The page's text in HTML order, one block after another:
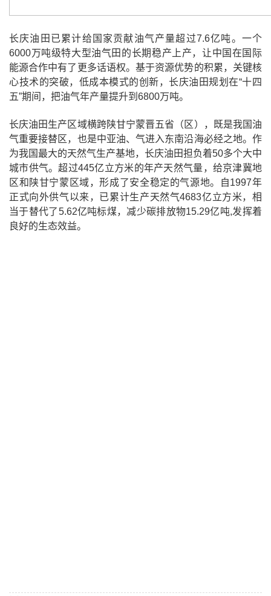
长庆油田已累计给国家贡献油气产量超过7.6亿吨。一个
6000万吨级特大型油气田的长期稳产上产，让中国在国际
能源合作中有了更多话语权。基于资源优势的积累，关键核
心技术的突破，低成本模式的创新，长庆油田规划在“十四
五”期间，把油气年产量提升到6800万吨。
长庆油田生产区域横跨陕甘宁蒙晋五省（区），既是我国油
气重要接替区，也是中亚油、气进入东南沿海必经之地。作
为我国最大的天然气生产基地，长庆油田担负着50多个大中
城市供气。超过445亿立方米的年产天然气量，给京津冀地
区和陕甘宁蒙区域，形成了安全稳定的气源地。自1997年
正式向外供气以来，已累计生产天然气4683亿立方米，相
当于替代了5.62亿吨标煤，减少碳排放物15.29亿吨,发挥着
良好的生态效益。